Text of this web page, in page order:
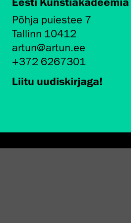
Põhja puiestee 7
Tallinn 10412
artun@artun.ee
+372 6267301
Liitu uudiskirjaga!